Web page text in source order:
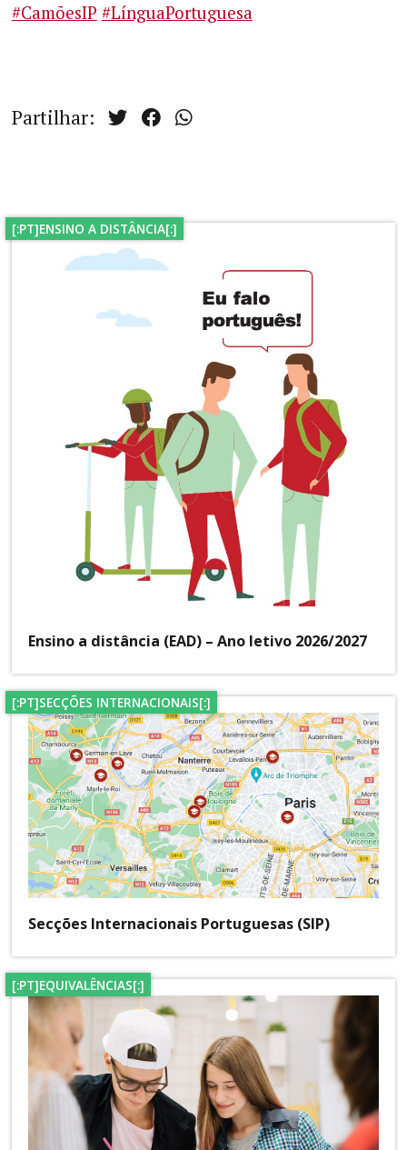
#CamõesIP #LínguaPortuguesa
Partilhar:
[:PT]ENSINO A DISTÂNCIA[:]
Ensino a distância (EAD) – Ano letivo 2026/2027
[:PT]SECÇÕES INTERNACIONAIS[:]
Secções Internacionais Portuguesas (SIP)
[:PT]EQUIVALÊNCIAS[:]